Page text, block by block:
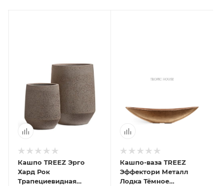
Кашпо TREEZ Эрго
Хард Рок
Трапециевидная
Кашпо-ваза TREEZ
Эффектори Металл
Лодка Тёмное